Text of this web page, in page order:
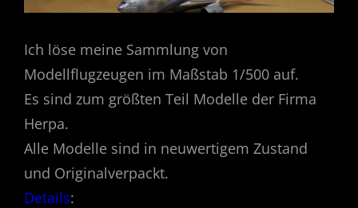
Ich löse meine Sammlung von
Modellflugzeugen im Maßstab 1/500 auf.
Es sind zum größten Teil Modelle der Firma
Herpa.
Alle Modelle sind in neuwertigem Zustand
und Originalverpackt.
Details: